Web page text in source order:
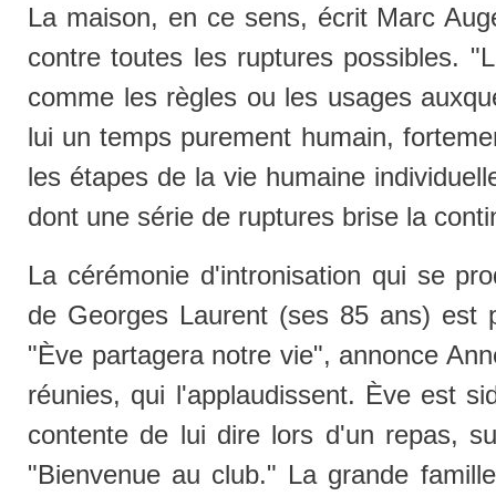
La maison, en ce sens, écrit Marc
contre toutes les ruptures possibles.
comme les règles ou les usages
lui un temps purement humain,
les étapes de la vie humaine
dont une série de ruptures brise la
La cérémonie d'intronisation qui se
de Georges Laurent (ses 85 ans) est
"Ève partagera notre vie", annonce
réunies, qui l'applaudissent. Ève est
contente de lui dire lors d'un repas,
"Bienvenue au club." La grande